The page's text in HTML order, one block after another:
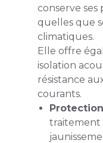
conserve
quelles que
climatiques.
Elle offre
isolation
résistance
courants.
traitement